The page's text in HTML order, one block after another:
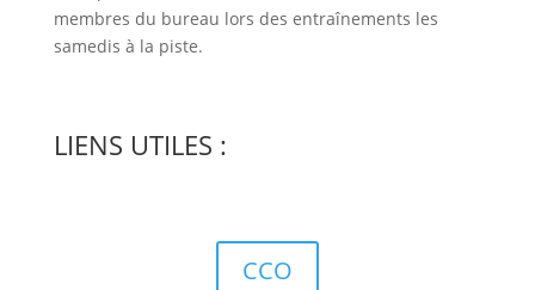
membres du bureau lors des entraînements les
samedis à la piste.
LIENS UTILES :
CCO